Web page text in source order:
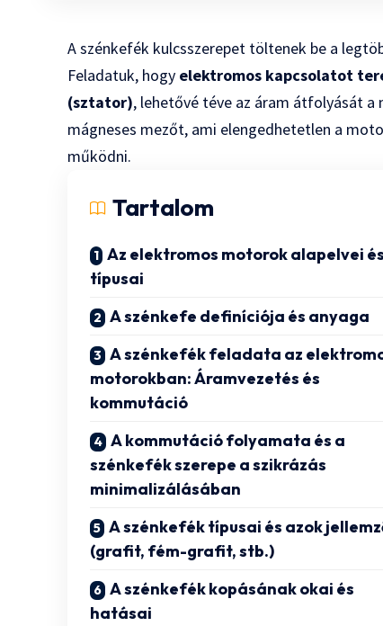
A szénkefék kulcsszerepet töltenek be a
Feladatuk, hogy elektromos kapcsolatot
(sztator), lehetővé téve az áram átfolyását a
mágneses mezőt, ami elengedhetetlen a
működni.
Tartalom
Az elektromos motorok alapelvei és
típusai
A szénkefe definíciója és anyaga
A szénkefék feladata az
motorokban: Áramvezetés és
kommutáció
A kommutáció folyamata és a
szénkefék szerepe a szikrázás
minimalizálásában
A szénkefék típusai és azok
(grafit, fém-grafit, stb.)
A szénkefék kopásának okai és
hatásai